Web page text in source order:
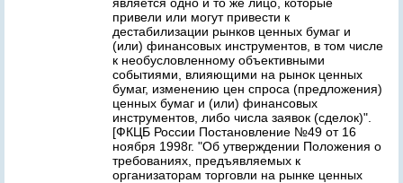
привели или могут привести к
дестабилизации рынков ценных бумаг и
(или) финансовых инструментов, в том числе
к необусловленному объективными
событиями, влияющими на рынок ценных
бумаг, изменению цен спроса (предложения)
ценных бумаг и (или) финансовых
инструментов, либо числа заявок (сделок)".
[ФКЦБ России Постановление №49 от 16
ноября 1998г. "Об утверждении Положения о
требованиях, предъявляемых к
организаторам торговли на рынке ценных